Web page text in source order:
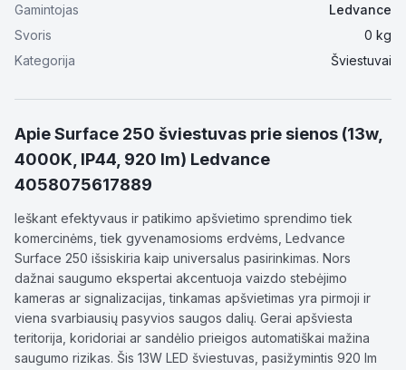
Gamintojas
Ledvance
Svoris
0 kg
Kategorija
Šviestuvai
ApieSurface 250 šviestuvas prie sienos (13w,
4000K, IP44, 920 lm) Ledvance
4058075617889
Ieškant efektyvaus ir patikimo apšvietimo sprendimo tiek
komercinėms, tiek gyvenamosioms erdvėms, Ledvance
Surface 250 išsiskiria kaip universalus pasirinkimas. Nors
dažnai saugumo ekspertai akcentuoja vaizdo stebėjimo
kameras ar signalizacijas, tinkamas apšvietimas yra pirmoji ir
viena svarbiausių pasyvios saugos dalių. Gerai apšviesta
teritorija, koridoriai ar sandėlio prieigos automatiškai mažina
saugumo rizikas. Šis 13W LED šviestuvas, pasižymintis 920 lm